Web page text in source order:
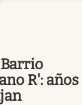
Uruguay
Barrio
R': años